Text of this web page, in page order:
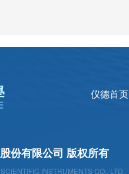
仪德首页
份有限公司 版权所有
INSTRUMENTS CO., LTD.